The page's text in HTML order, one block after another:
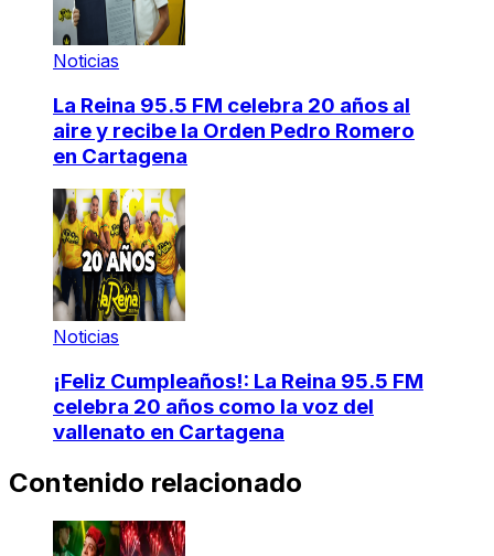
Noticias
La Reina 95.5 FM celebra 20 años al
aire y recibe la Orden Pedro Romero
en Cartagena
Noticias
¡Feliz Cumpleaños!: La Reina 95.5 FM
celebra 20 años como la voz del
vallenato en Cartagena
Contenido relacionado